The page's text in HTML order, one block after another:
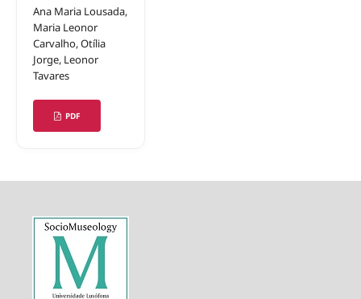
Ana Maria Lousada,
Maria Leonor
Carvalho, Otília
Jorge, Leonor
Tavares
PDF